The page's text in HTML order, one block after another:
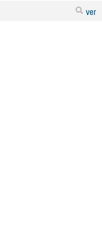
ver